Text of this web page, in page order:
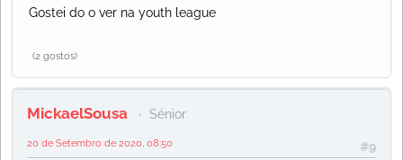
Gostei do o ver na youth league
(2 gostos)
MickaelSousa Sénior
#9
20 de Setembro de 2020, 08:50